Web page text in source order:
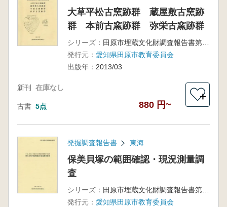
大草平松古窯跡群 蔵屋敷古窯跡
群 本前古窯跡群 弥栄古窯跡群
シリーズ：
田原市埋蔵文化財調査報告書第6集
発行元： 愛知県田原市教育委員会
出版年： 2013/03
新刊 在庫なし
古書 5点 880 円~
＋
発掘調査報告書 東海
保美貝塚の範囲確認・現況測量調
査
シリーズ：
田原市埋蔵文化財調査報告書第7集
発行元： 愛知県田原市教育委員会